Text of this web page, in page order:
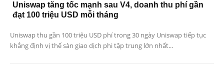
Uniswap tăng tốc mạnh sau V4, doanh thu phí gần
đạt 100 triệu USD mỗi tháng
Uniswap thu gần 100 triệu USD phí trong 30 ngày Uniswap tiếp tục
khẳng định vị thế sàn giao dịch phi tập trung lớn nhất...